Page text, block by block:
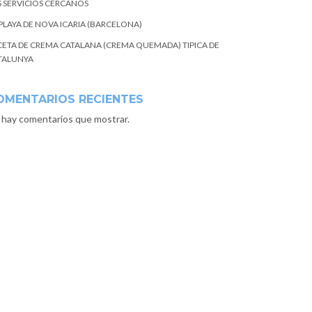
SERVICIOS CERCANOS
DE NOVA ICARIA (BARCELONA)
DE CREMA CATALANA (CREMA QUEMADA) TIPICA DE
RECIENTES
comentarios que mostrar.